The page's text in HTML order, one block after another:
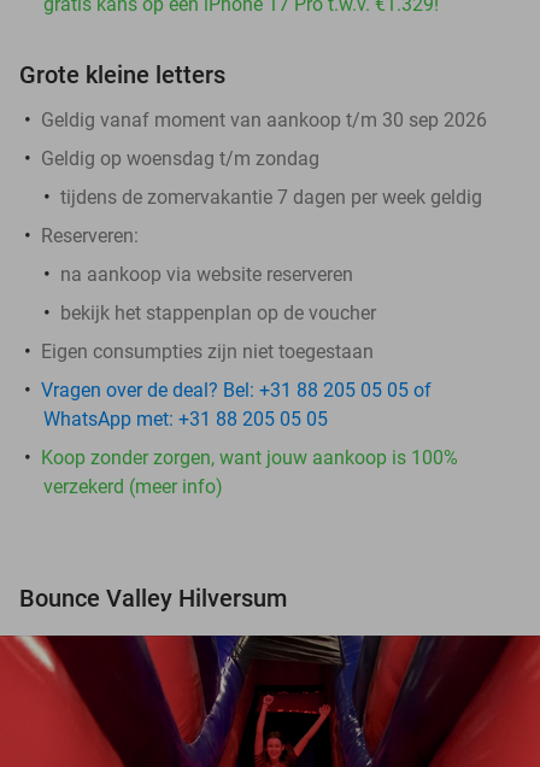
Grote kleine letters
Geldig vanaf moment van aankoop t/m 30 sep 2026
Geldig op woensdag t/m zondag
tijdens de zomervakantie 7 dagen per week geldig
Reserveren:
na aankoop via website reserveren
bekijk het stappenplan op de voucher
Eigen consumpties zijn niet toegestaan
Vragen over de deal? Bel: +31 88 205 05 05 of
WhatsApp met: +31 88 205 05 05
Koop zonder zorgen, want jouw aankoop is 100%
verzekerd (meer info)
Bounce Valley Hilversum